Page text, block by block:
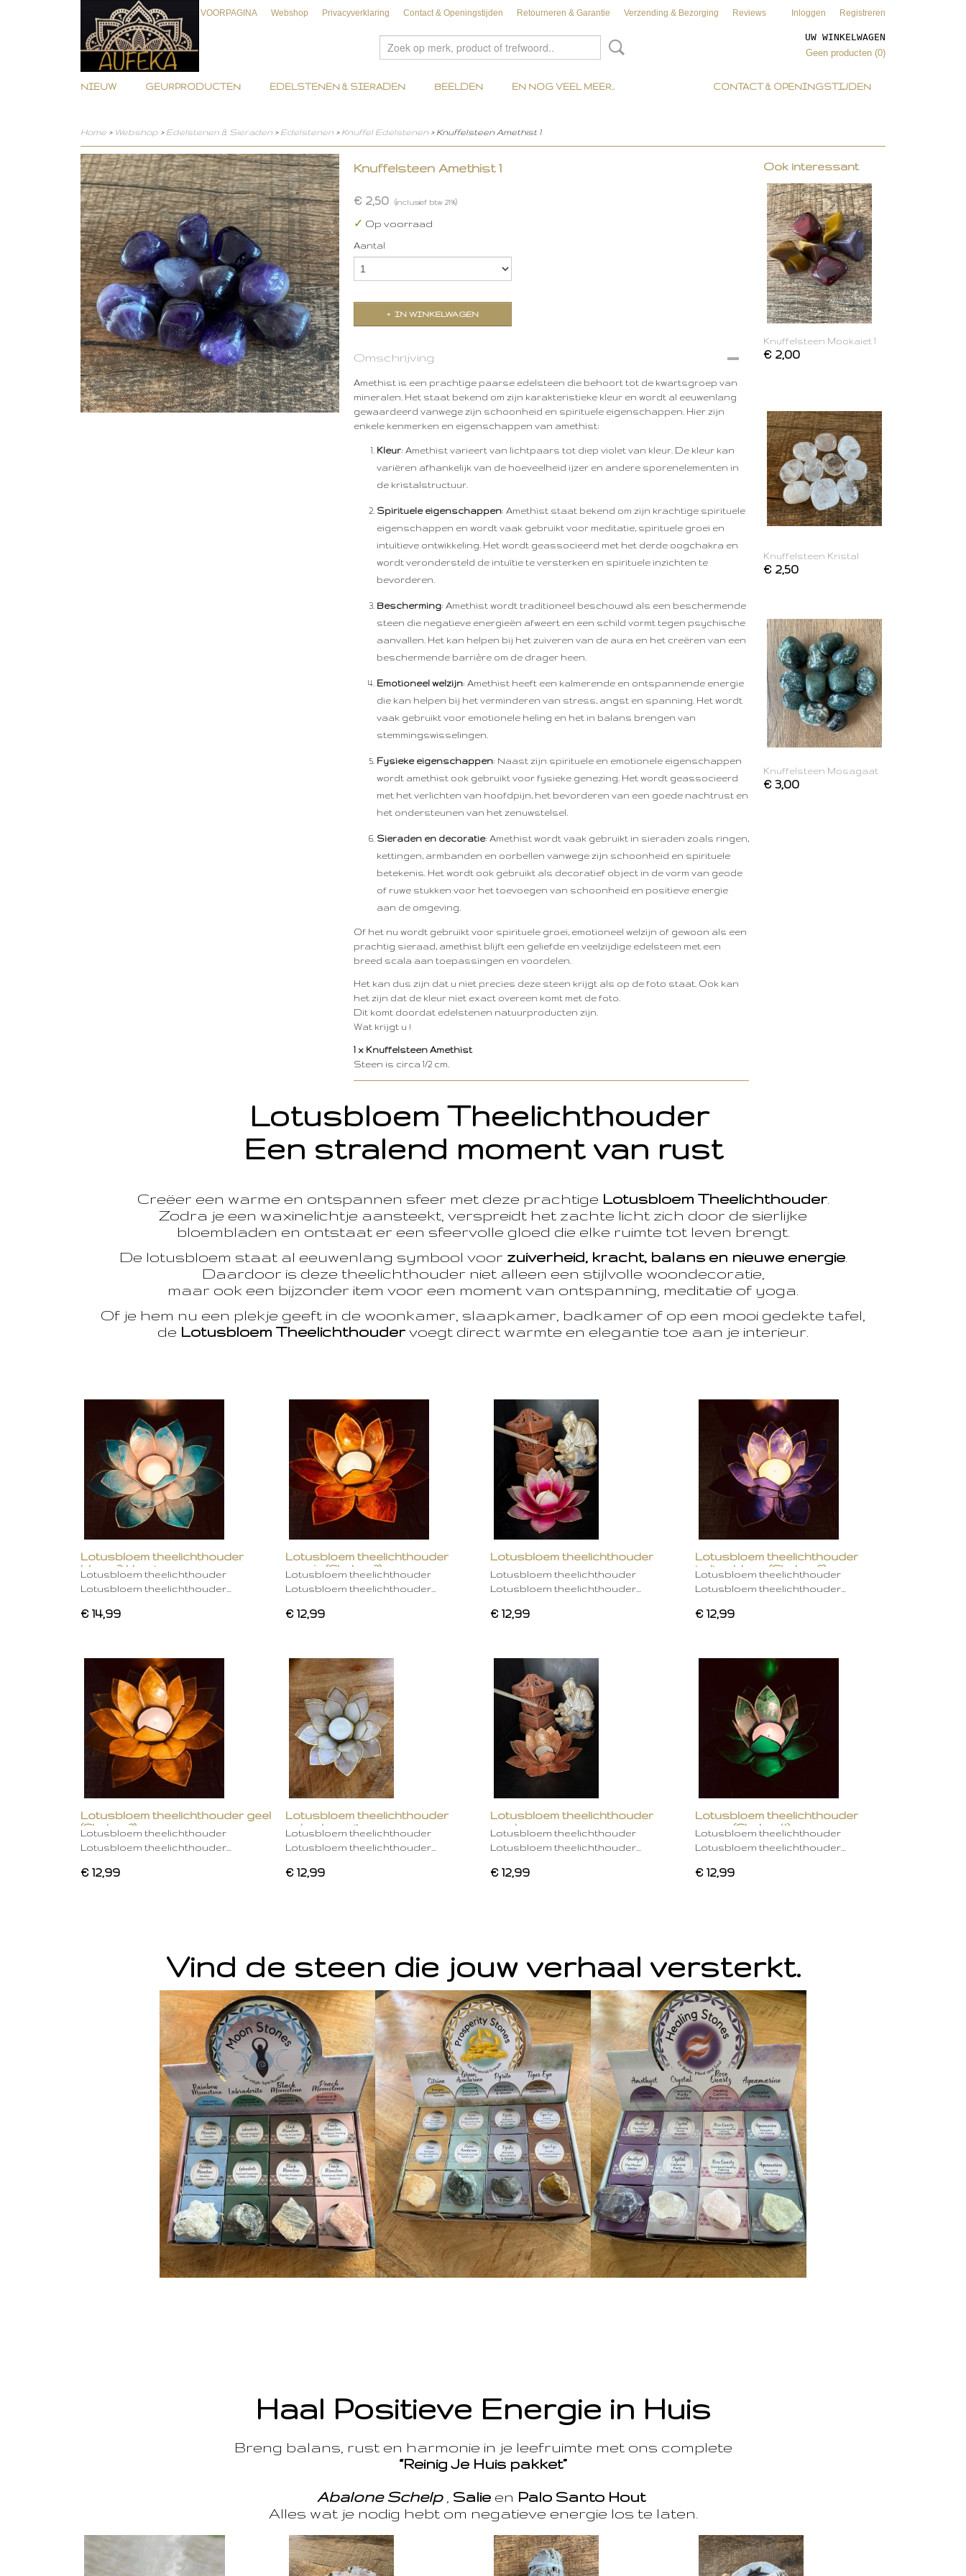
VOORPAGINA Webshop Privacyverklaring Contact & Openingstijden Retourneren & Garantie Verzending & Bezorging Reviews Inloggen Registreren
UW WINKELWAGEN
Geen producten (0)
CONTACT & OPENINGSTIJDEN
NIEUW GEURPRODUCTEN EDELSTENEN & SIERADEN BEELDEN EN NOG VEEL MEER..
Home > Webshop > Edelstenen & Sieraden > Edelstenen > Knuffel Edelstenen > Knuffelsteen Amethist 1
Knuffelsteen Amethist 1
€ 2,50 (inclusief btw 21%)
✓ Op voorraad
Aantal
IN WINKELWAGEN
Omschrijving
Amethist is een prachtige paarse edelsteen die behoort tot de kwartsgroep van
mineralen. Het staat bekend om zijn karakteristieke kleur en wordt al eeuwenlang
gewaardeerd vanwege zijn schoonheid en spirituele eigenschappen. Hier zijn
enkele kenmerken en eigenschappen van amethist:
Kleur: Amethist varieert van lichtpaars tot diep violet van kleur. De kleur kan
variëren afhankelijk van de hoeveelheid ijzer en andere sporenelementen in
de kristalstructuur.
Spirituele eigenschappen: Amethist staat bekend om zijn krachtige spirituele
eigenschappen en wordt vaak gebruikt voor meditatie, spirituele groei en
intuïtieve ontwikkeling. Het wordt geassocieerd met het derde oogchakra en
wordt verondersteld de intuïtie te versterken en spirituele inzichten te
bevorderen.
Bescherming: Amethist wordt traditioneel beschouwd als een beschermende
steen die negatieve energieën afweert en een schild vormt tegen psychische
aanvallen. Het kan helpen bij het zuiveren van de aura en het creëren van een
beschermende barrière om de drager heen.
Emotioneel welzijn: Amethist heeft een kalmerende en ontspannende energie
die kan helpen bij het verminderen van stress, angst en spanning. Het wordt
vaak gebruikt voor emotionele heling en het in balans brengen van
stemmingswisselingen.
Fysieke eigenschappen: Naast zijn spirituele en emotionele eigenschappen
wordt amethist ook gebruikt voor fysieke genezing. Het wordt geassocieerd
met het verlichten van hoofdpijn, het bevorderen van een goede nachtrust en
het ondersteunen van het zenuwstelsel.
Sieraden en decoratie: Amethist wordt vaak gebruikt in sieraden zoals ringen,
kettingen, armbanden en oorbellen vanwege zijn schoonheid en spirituele
betekenis. Het wordt ook gebruikt als decoratief object in de vorm van geode
of ruwe stukken voor het toevoegen van schoonheid en positieve energie
aan de omgeving.
Of het nu wordt gebruikt voor spirituele groei, emotioneel welzijn of gewoon als een
prachtig sieraad, amethist blijft een geliefde en veelzijdige edelsteen met een
breed scala aan toepassingen en voordelen.
Het kan dus zijn dat u niet precies deze steen krijgt als op de foto staat. Ook kan
het zijn dat de kleur niet exact overeen komt met de foto.
Dit komt doordat edelstenen natuurproducten zijn.
Wat krijgt u !
1 x Knuffelsteen Amethist
Steen is circa 1/2 cm.
Ook interessant
Knuffelsteen Mookaiet 1
€ 2,00
Knuffelsteen Kristal
€ 2,50
Knuffelsteen Mosagaat
€ 3,00
Lotusbloem Theelichthouder
Een stralend moment van rust
Creëer een warme en ontspannen sfeer met deze prachtige Lotusbloem Theelichthouder.
Zodra je een waxinelichtje aansteekt, verspreidt het zachte licht zich door de sierlijke
bloembladen en ontstaat er een sfeervolle gloed die elke ruimte tot leven brengt.
De lotusbloem staat al eeuwenlang symbool voor zuiverheid, kracht, balans en nieuwe energie.
Daardoor is deze theelichthouder niet alleen een stijlvolle woondecoratie,
maar ook een bijzonder item voor een moment van ontspanning, meditatie of yoga.
Of je hem nu een plekje geeft in de woonkamer, slaapkamer, badkamer of op een mooi gedekte tafel,
de Lotusbloem Theelichthouder voegt direct warmte en elegantie toe aan je interieur.
Lotusbloem theelichthouder
blauw 2 kleurig
Lotusbloem theelichthouder
Lotusbloem theelichthouder…
€ 14,99
Lotusbloem theelichthouder
oranje (Chakra 2)
Lotusbloem theelichthouder
Lotusbloem theelichthouder…
€ 12,99
Lotusbloem theelichthouder
rose
Lotusbloem theelichthouder
Lotusbloem theelichthouder…
€ 12,99
Lotusbloem theelichthouder
indigo blauw (Chakra 6)
Lotusbloem theelichthouder
Lotusbloem theelichthouder…
€ 12,99
Lotusbloem theelichthouder geel
(Chakra 3)
Lotusbloem theelichthouder
Lotusbloem theelichthouder…
€ 12,99
Lotusbloem theelichthouder
gebroken wit
Lotusbloem theelichthouder
Lotusbloem theelichthouder…
€ 12,99
Lotusbloem theelichthouder
mocha
Lotusbloem theelichthouder
Lotusbloem theelichthouder…
€ 12,99
Lotusbloem theelichthouder
groen (Chakra 4)
Lotusbloem theelichthouder
Lotusbloem theelichthouder…
€ 12,99
Vind de steen die jouw verhaal versterkt.
Haal Positieve Energie in Huis
Breng balans, rust en harmonie in je leefruimte met ons complete
“Reinig Je Huis pakket”
Abalone Schelp, Salie en Palo Santo Hout
Alles wat je nodig hebt om negatieve energie los te laten.